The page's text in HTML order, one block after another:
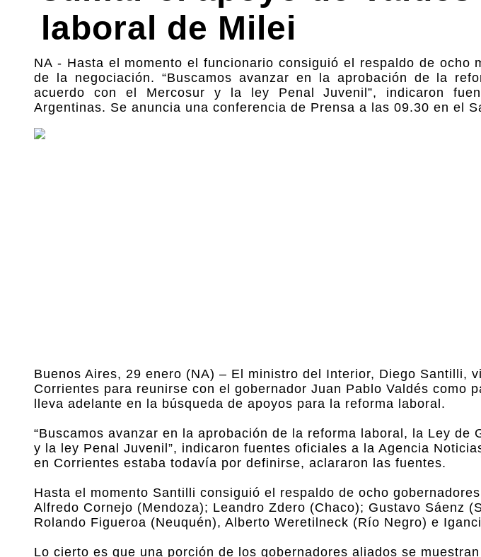
laboral de Milei
NA - Hasta el momento el funcionario consiguió el respaldo de ocho
de la negociación. “Buscamos avanzar en la aprobación de la
acuerdo con el Mercosur y la ley Penal Juvenil”, indicaron
Argentinas. Se anuncia una conferencia de Prensa a las 09.30 en el
Buenos Aires, 29 enero (NA) – El ministro del Interior, Diego Santilli,
Corrientes para reunirse con el gobernador Juan Pablo Valdés como
lleva adelante en la búsqueda de apoyos para la reforma laboral.
“Buscamos avanzar en la aprobación de la reforma laboral, la Ley de
y la ley Penal Juvenil”, indicaron fuentes oficiales a la Agencia
en Corrientes estaba todavía por definirse, aclararon las fuentes.
Hasta el momento Santilli consiguió el respaldo de ocho
Alfredo Cornejo (Mendoza); Leandro Zdero (Chaco); Gustavo Sáenz
Rolando Figueroa (Neuquén), Alberto Weretilneck (Río Negro) e
Lo cierto es que una porción de los gobernadores aliados se